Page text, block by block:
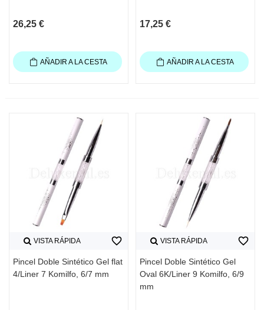
26,25 €
AÑADIR A LA CESTA
17,25 €
AÑADIR A LA CESTA
VISTA RÁPIDA
Pincel Doble Sintético Gel flat
4/Liner 7 Komilfo, 6/7 mm
favorite_border VISTA RÁPIDA
Pincel Doble Sintético Gel
Oval 6K/Liner 9 Komilfo, 6/9
mm
favorite_border